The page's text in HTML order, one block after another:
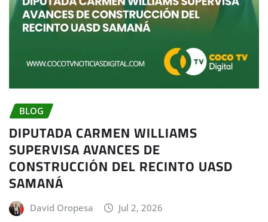
BLOG
DIPUTADA CARMEN WILLIAMS
SUPERVISA AVANCES DE
CONSTRUCCIÓN DEL RECINTO UASD
SAMANÁ
David Oropesa Jul 2, 2026